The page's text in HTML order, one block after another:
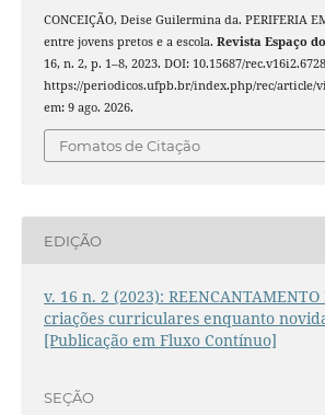
CONCEIÇÃO, Deise Guilermina da. PERIFERIA
entre jovens pretos e a escola. Revista Espaço
16, n. 2, p. 1–8, 2023. DOI: 10.15687/
https://periodicos.ufpb.br/index.php/rec/article/
em: 9 ago. 2026.
Fomatos de Citação
EDIÇÃO
v. 16 n. 2 (2023): REENCANTAMENTO
criações curriculares enquanto
[Publicação em Fluxo Contínuo]
SEÇÃO